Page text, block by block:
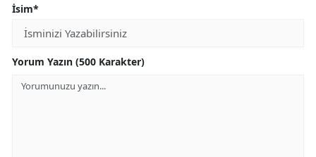
İsim*
Yorum Yazın (500 Karakter)